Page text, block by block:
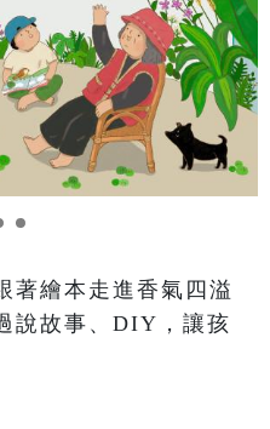
著繪本走進香氣四溢
說故事、DIY，讓孩